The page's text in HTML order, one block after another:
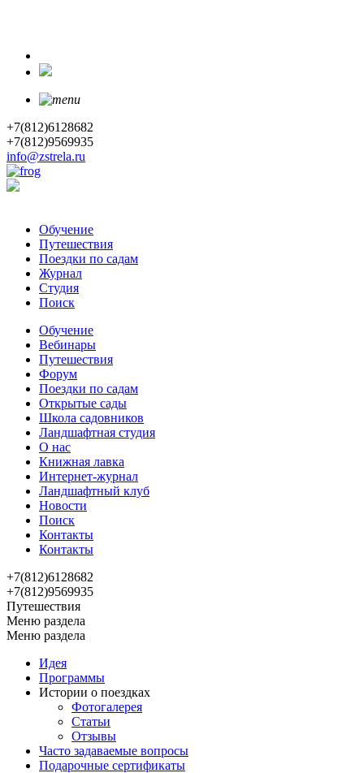
+7(812)6128682
+7(812)9569935
info@zstrela.ru
Обучение
Путешествия
Поездки по садам
Журнал
Студия
Поиск
Обучение
Вебинары
Путешествия
Форум
Поездки по садам
Открытые сады
Школа садовников
Ландшафтная студия
О нас
Книжная лавка
Интернет-журнал
Ландшафтный клуб
Новости
Поиск
Контакты
Контакты
+7(812)6128682
+7(812)9569935
Путешествия
Меню раздела
Меню раздела
Идея
Программы
Истории о поездках
Фотогалерея
Статьи
Отзывы
Часто задаваемые вопросы
Подарочные сертификаты